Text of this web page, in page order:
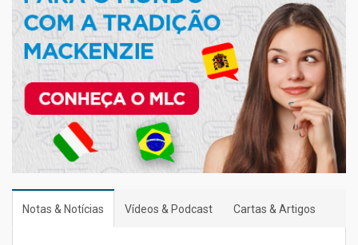
Notas & Notícias Vídeos & Podcast Cartas & Artigos